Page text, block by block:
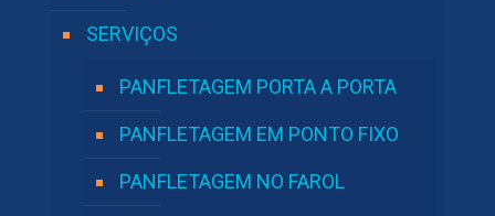
SERVIÇOS
PANFLETAGEM PORTA A PORTA
PANFLETAGEM EM PONTO FIXO
PANFLETAGEM NO FAROL